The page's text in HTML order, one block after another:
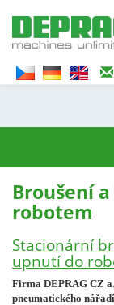
WTG9QS7C"
</iframe></noscript>
Broušení
robotem
Stacionární
upnutí do
Firma DEPRAG CZ
pneumatického